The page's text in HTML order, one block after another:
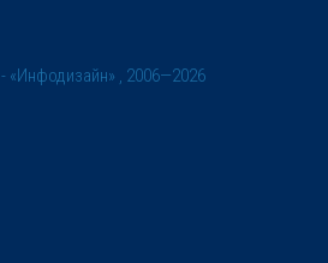
- «Инфодизайн» , 2006—2026